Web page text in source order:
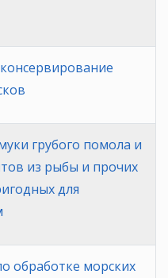
грубого помола и
из рыбы и прочих
для
обработке морских